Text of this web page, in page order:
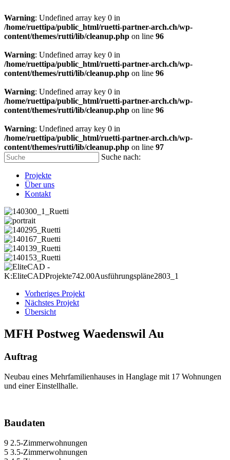
Warning: Undefined array key 0 in
/home/ruettipa/public_html/ruetti-partner-arch.ch/wp-
content/themes/rutti/lib/cleanup.php on line 96
Warning: Undefined array key 0 in
/home/ruettipa/public_html/ruetti-partner-arch.ch/wp-
content/themes/rutti/lib/cleanup.php on line 96
Warning: Undefined array key 0 in
/home/ruettipa/public_html/ruetti-partner-arch.ch/wp-
content/themes/rutti/lib/cleanup.php on line 96
Warning: Undefined array key 0 in
/home/ruettipa/public_html/ruetti-partner-arch.ch/wp-
content/themes/rutti/lib/cleanup.php on line 97
Suche nach:
Projekte
Über uns
Kontakt
Vorheriges Projekt
Nächstes Projekt
Übersicht
MFH Postweg Waedenswil Au
Auftrag
Neubau eines Mehrfamilienhauses in Hanglage mit 17 Wohnungen
und einer Einstellhalle.
Baudaten
9 2.5-Zimmerwohnungen
5 3.5-Zimmerwohnungen